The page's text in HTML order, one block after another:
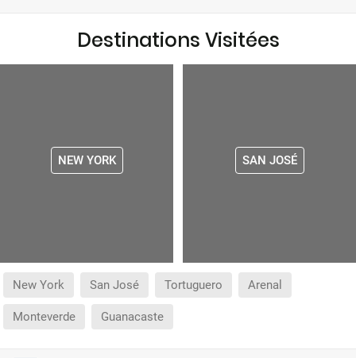
Destinations Visitées
NEW YORK SAN JOSÉ
New York San José Tortuguero Arenal
Monteverde Guanacaste